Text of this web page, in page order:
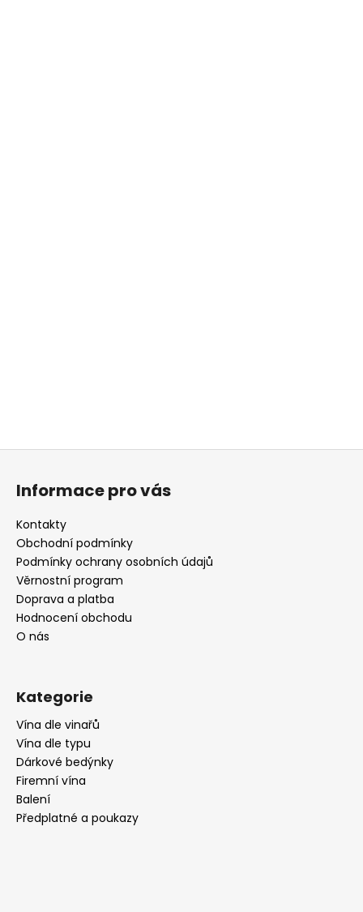
Informace pro vás
Kontakty
Obchodní podmínky
Podmínky ochrany osobních údajů
Věrnostní program
Doprava a platba
Hodnocení obchodu
O nás
Kategorie
Vína dle vinařů
Vína dle typu
Dárkové bedýnky
Firemní vína
Balení
Předplatné a poukazy